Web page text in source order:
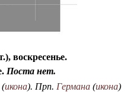
воскресенье.
Поста нет.
(икона). Прп. Германа (икона)